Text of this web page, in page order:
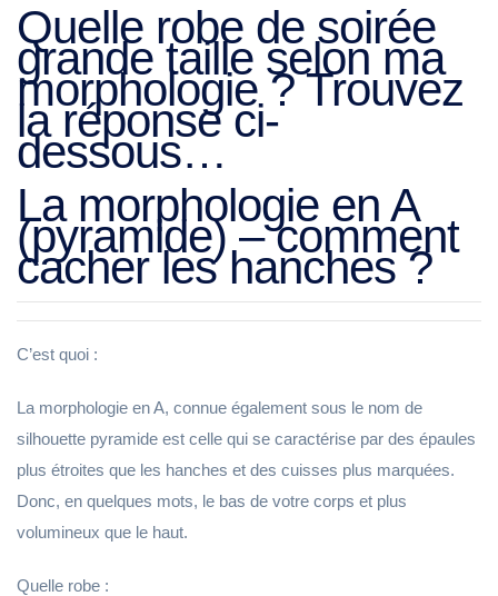
Quelle robe de soirée
grande taille selon ma
morphologie ? Trouvez
la réponse ci-
dessous…
La morphologie en A
(pyramide) – comment
cacher les hanches ?
C’est quoi :
La morphologie en A, connue également sous le nom de
silhouette pyramide est celle qui se caractérise par des épaules
plus étroites que les hanches et des cuisses plus marquées.
Donc, en quelques mots, le bas de votre corps et plus
volumineux que le haut.
Quelle robe :